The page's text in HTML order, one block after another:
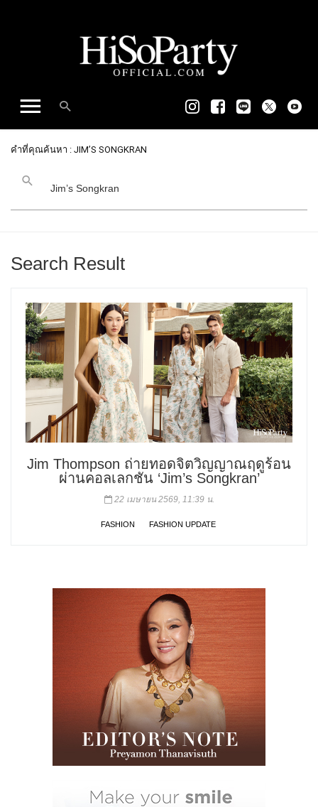
คำที่คุณค้นหา : JIM’S SONGKRAN
Search Result
Jim Thompson ถ่ายทอดจิตวิญญาณฤดูร้อน
ผ่านคอลเลกชัน ‘Jim’s Songkran’
22 เมษายน 2569, 11:39 น.
FASHION FASHION UPDATE